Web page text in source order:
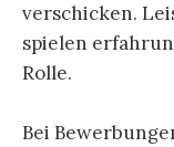
verschicken.
spielen
Rolle.
Bei